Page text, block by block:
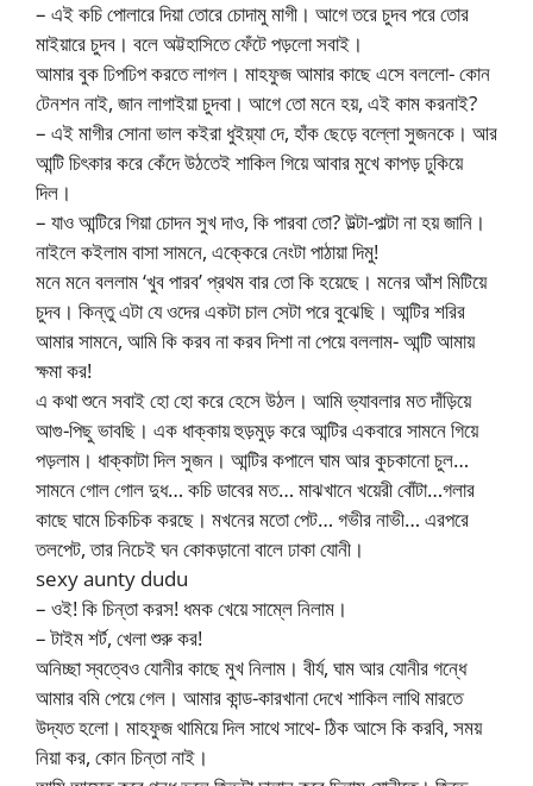
– এই কচি পোলারে দিয়া তোরে চোদামু মাগী। আগে তরে চুদব পরে তোর
মাইয়ারে চুদব। বলে অট্টহাসিতে ফেঁটে পড়লো সবাই।
আমার বুক ঢিপঢিপ করতে লাগল। মাহফুজ আমার কাছে এসে বললো- কোন
টেনশন নাই, জান লাগাইয়া চুদবা। আগে তো মনে হয়, এই কাম করনাই?
– এই মাগীর সোনা ভাল কইরা ধুইয়্যা দে, হাঁক ছেড়ে বল্লো সুজনকে। আর
আন্টি চিৎকার করে কেঁদে উঠতেই শাকিল গিয়ে আবার মুখে কাপড় ঢুকিয়ে
দিল।
– যাও আন্টিরে গিয়া চোদন সুখ দাও, কি পারবা তো? উল্টা-পাল্টা না হয় জানি।
নাইলে কইলাম বাসা সামনে, এক্কেরে নেংটা পাঠায়া দিমু!
মনে মনে বললাম ‘খুব পারব’ প্রথম বার তো কি হয়েছে। মনের আঁশ মিটিয়ে
চুদব। কিন্তু এটা যে ওদের একটা চাল সেটা পরে বুঝেছি। আন্টির শরির
আমার সামনে, আমি কি করব না করব দিশা না পেয়ে বললাম- আন্টি আমায়
ক্ষমা কর!
এ কথা শুনে সবাই হো হো করে হেসে উঠল। আমি ভ্যাবলার মত দাঁড়িয়ে
আগু-পিছু ভাবছি। এক ধাক্কায় হুড়মুড় করে আন্টির একবারে সামনে গিয়ে
পড়লাম। ধাক্কাটা দিল সুজন। আন্টির কপালে ঘাম আর কুচকানো চুল…
সামনে গোল গোল দুধ… কচি ডাবের মত… মাঝখানে খয়েরী বোঁটা…গলার
কাছে ঘামে চিকচিক করছে। মখনের মতো পেট… গভীর নাভী… এরপরে
তলপেট, তার নিচেই ঘন কোকড়ানো বালে ঢাকা যোনী।
sexy aunty dudu
– ওই! কি চিন্তা করস! ধমক খেয়ে সাম্লে নিলাম।
– টাইম শর্ট, খেলা শুরু কর!
অনিচ্ছা স্বত্বেও যোনীর কাছে মুখ নিলাম। বীর্য, ঘাম আর যোনীর গন্ধে
আমার বমি পেয়ে গেল। আমার কান্ড-কারখানা দেখে শাকিল লাথি মারতে
উদ্যত হলো। মাহফুজ থামিয়ে দিল সাথে সাথে- ঠিক আসে কি করবি, সময়
নিয়া কর, কোন চিন্তা নাই।